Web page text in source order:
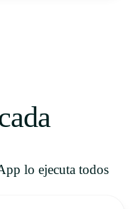
lo ejecuta todos